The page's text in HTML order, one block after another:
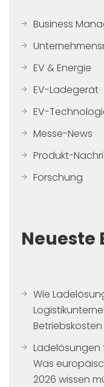
Business
EV & Energie
EV-Ladegerät
EV-
Messe-News
Produkt-
Forschung
Neueste
Wie
Ladelösungen
Was
2026 wissen